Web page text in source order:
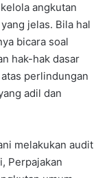
angkutan
jelas. Bila hal
bicara soal
hak-hak dasar
perlindungan
adil dan
melakukan audit
Perpajakan